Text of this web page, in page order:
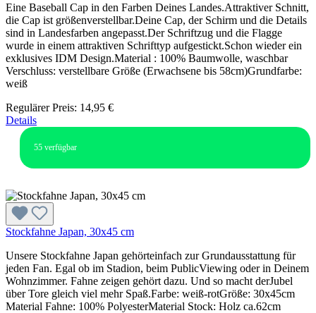
Eine Baseball Cap in den Farben Deines Landes.Attraktiver Schnitt,
die Cap ist größenverstellbar.Deine Cap, der Schirm und die Details
sind in Landesfarben angepasst.Der Schriftzug und die Flagge
wurde in einem attraktiven Schrifttyp aufgestickt.Schon wieder ein
exklusives IDM Design.Material : 100% Baumwolle, waschbar
Verschluss: verstellbare Größe (Erwachsene bis 58cm)Grundfarbe:
weiß
Regulärer Preis: 14,95 €
Details
55 verfügbar
Stockfahne Japan, 30x45 cm
Unsere Stockfahne Japan gehörteinfach zur Grundausstattung für
jeden Fan. Egal ob im Stadion, beim PublicViewing oder in Deinem
Wohnzimmer. Fahne zeigen gehört dazu. Und so macht derJubel
über Tore gleich viel mehr Spaß.Farbe: weiß-rotGröße: 30x45cm
Material Fahne: 100% PolyesterMaterial Stock: Holz ca.62cm